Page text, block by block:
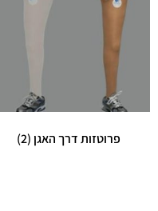
פרוטזות דרך האגן (2)